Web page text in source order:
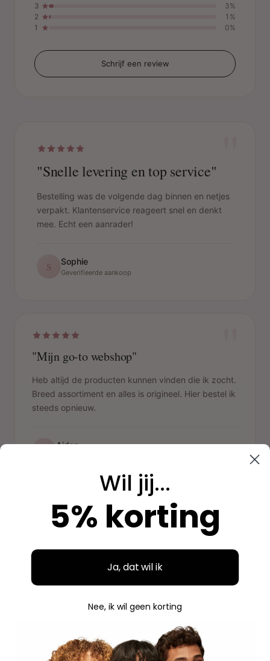
3
3%
2
1%
1
0%
Schrijf een review
"Snelle levering en top service"
Bestelling was de volgende dag binnen en netjes
verpakt. Klantenservice reageert snel en denkt
mee. Echt een aanrader!
S Sophie
Geverifieerde aankoop
"Mijn go-to webshop"
Heb altijd de producten kunnen vinden die ik zocht.
Breed assortiment en alles is origineel. Hier bestel ik
steeds opnieuw.
Aidan
verpakking. Volgende keer weer.
Savannah
Wil jij...
5% korting
Ja, dat wil ik
Nee, ik wil geen korting